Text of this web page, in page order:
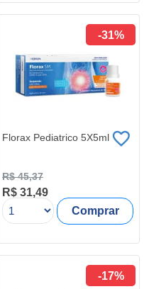
-31%
Florax Pediatrico 5X5ml
R$ 45,37
R$ 31,49
Comprar
-17%